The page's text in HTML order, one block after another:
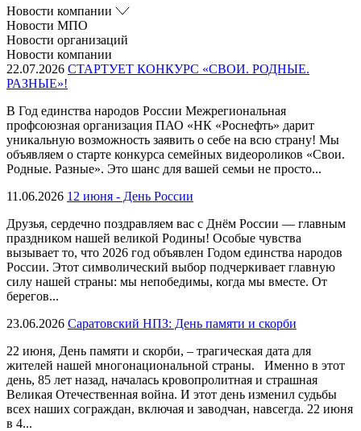
Новости компании
Новости МПО
Новости организаций
Новости компании
22.07.2026 СТАРТУЕТ КОНКУРС «СВОИ. РОДНЫЕ.
РАЗНЫЕ»!
В Год единства народов России Межрегиональная
профсоюзная организация ПАО «НК «Роснефть» дарит
уникальную возможность заявить о себе на всю страну! Мы
объявляем о старте конкурса семейных видеороликов «Свои.
Родные. Разные». Это шанс для вашей семьи не просто...
11.06.2026 12 июня - День России
Друзья, сердечно поздравляем вас с Днём России — главным
праздником нашей великой Родины! Особые чувства
вызывает то, что 2026 год объявлен Годом единства народов
России. Этот символический выбор подчеркивает главную
силу нашей страны: мы непобедимы, когда мы вместе. От
берегов...
23.06.2026 Саратовский НПЗ: День памяти и скорби
22 июня, День памяти и скорби, – трагическая дата для
жителей нашей многонациональной страны. Именно в этот
день, 85 лет назад, началась кровопролитная и страшная
Великая Отечественная война. И этот день изменил судьбы
всех наших сограждан, включая и заводчан, навсегда. 22 июня
в 4...